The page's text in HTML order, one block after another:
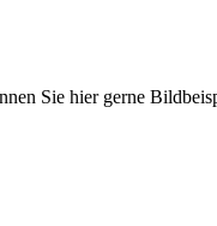
Sie hier gerne